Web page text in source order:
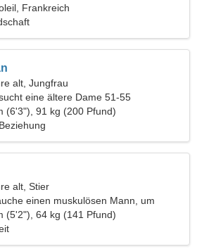
Frankreich
alt, Jungfrau
eine ältere Dame 51-55
(6'3"), 91 kg (200 Pfund)
alt, Stier
einen muskulösen Mann, um
zu tanzen
(5'2"), 64 kg (141 Pfund)